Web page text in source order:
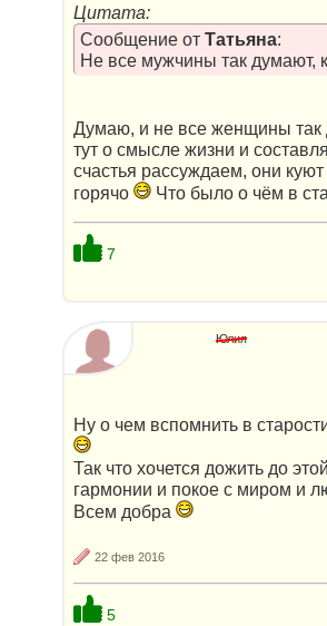
Цитата:
Сообщение от Татьяна:
Не все мужчины так думают,
Думаю, и не все женщины так
тут о смысле жизни и
счастья рассуждаем, они
горячо
Что было о чём в
7
Юлия
Ну о чем вспомнить в
Так что хочется дожить до
гармонии и покое с миром и
Всем добра
22 фев 2016
5